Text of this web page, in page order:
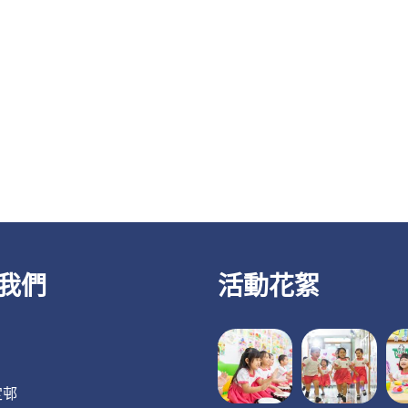
們 活動花絮